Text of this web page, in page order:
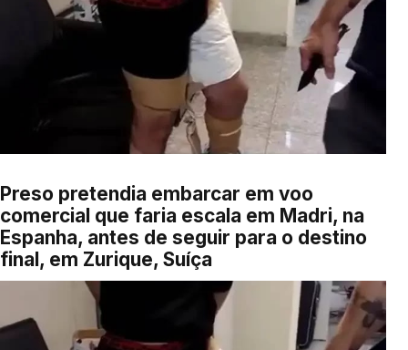
Preso pretendia embarcar em voo
comercial que faria escala em Madri, na
Espanha, antes de seguir para o destino
final, em Zurique, Suíça